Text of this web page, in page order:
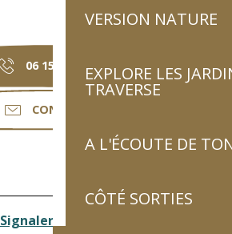
VERSION NATURE
EXPLORE LES
TRAVERSE
A L'ÉCOUTE DE
CÔTÉ SORTIES
06 15 89 23▒▒
CONTACTER
Signaler une erreur